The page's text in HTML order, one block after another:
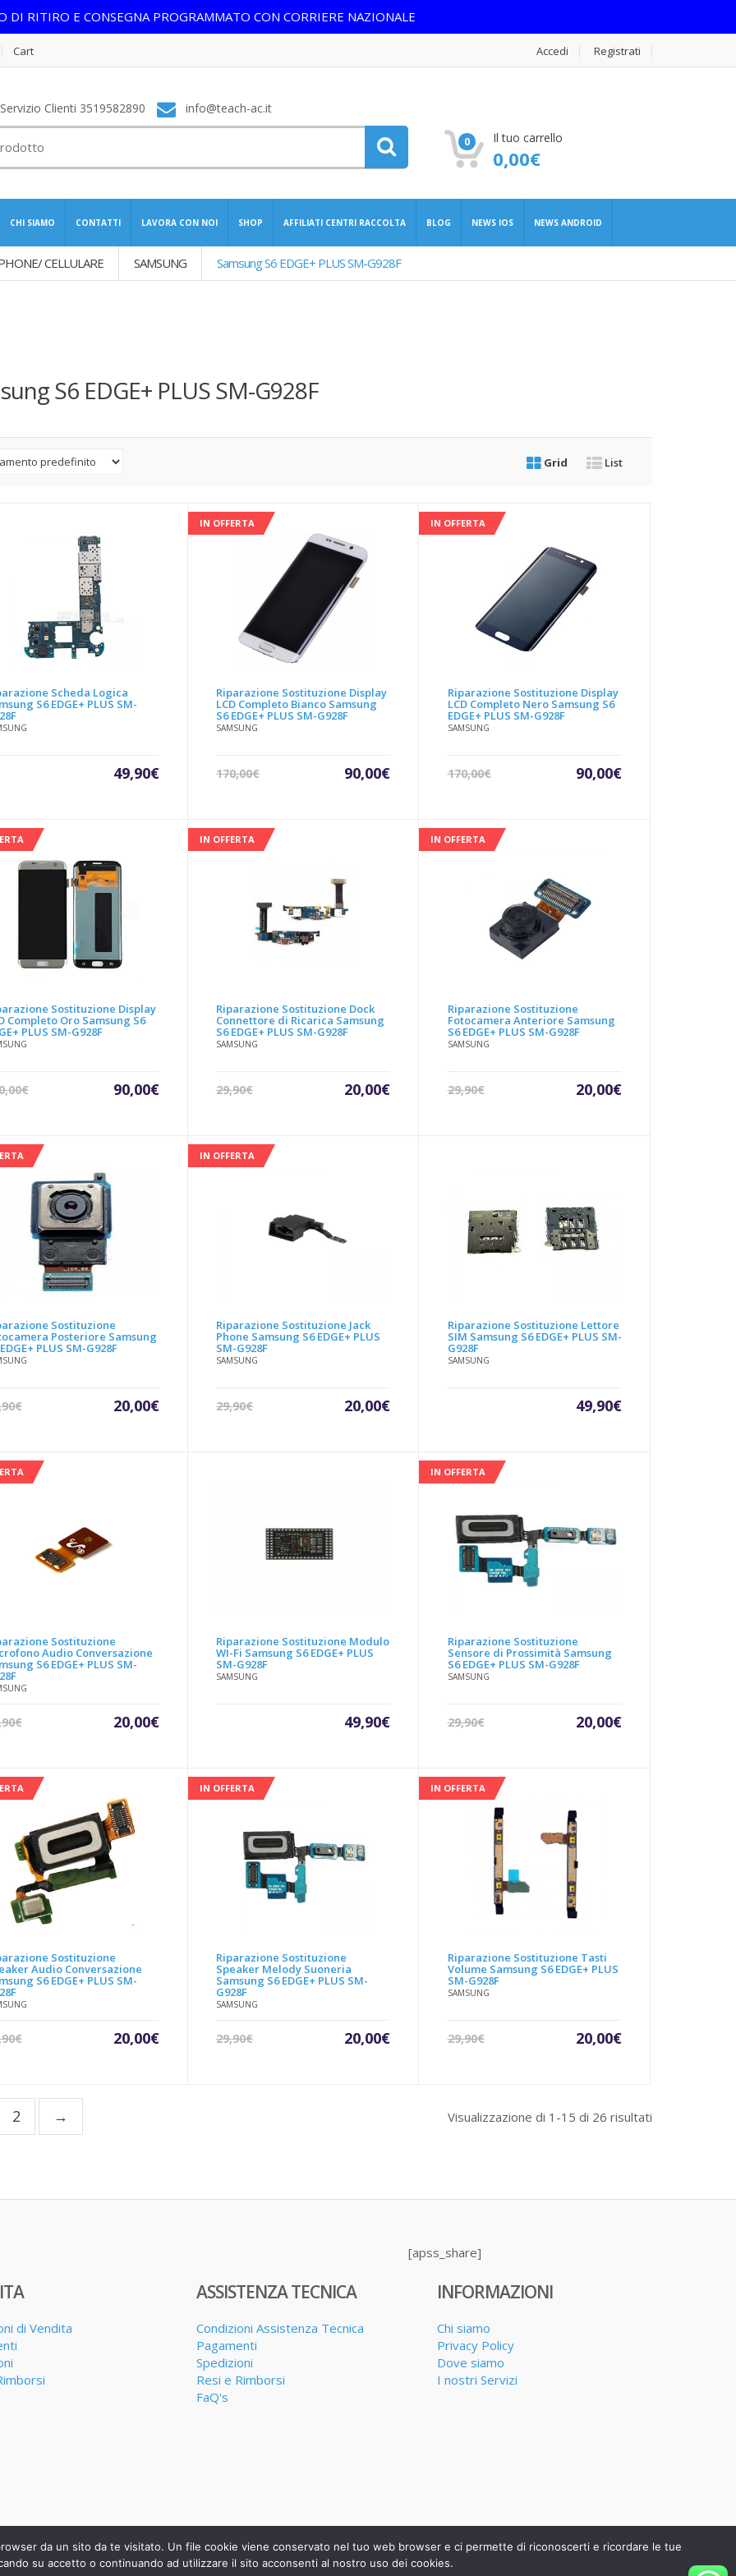
DI RITIRO E CONSEGNA PROGRAMMATO CON CORRIERE NAZIONALE
Cart Accedi Registrati
Clienti 3519582890 info@teach-ac.it
0 Il tuo carrello
0,00€
CHI SIAMO CONTATTI LAVORA CON NOI SHOP AFFILIATI CENTRI RACCOLTA BLOG NEWS IOS NEWS ANDROID
CELLULARE SAMSUNG Samsung S6 EDGE+ PLUS SM-G928F
S6 EDGE+ PLUS SM-G928F
Grid List
Scheda Logica
S6 EDGE+ PLUS SM-
49,90€
IN OFFERTA
Riparazione Sostituzione Display
LCD Completo Bianco Samsung
S6 EDGE+ PLUS SM-G928F
SAMSUNG
170,00€
Il
170,00€.
90,00€
Il
IN OFFERTA
Riparazione Sostituzione Display
LCD Completo Nero Samsung S6
EDGE+ PLUS SM-G928F
SAMSUNG
170,00€
Il
90,00€
Il
Sostituzione Display
Completo Oro Samsung S6
PLUS SM-G928F
€
Il
170,00€.
90,00€
Il
IN OFFERTA
Riparazione Sostituzione Dock
Connettore di Ricarica Samsung
S6 EDGE+ PLUS SM-G928F
SAMSUNG
29,90€
Il
20,00€
Il
IN OFFERTA
Riparazione Sostituzione
Fotocamera Anteriore Samsung
S6 EDGE+ PLUS SM-G928F
SAMSUNG
29,90€
Il
20,00€
Il
Sostituzione
Posteriore Samsung
PLUS SM-G928F
€
Il
20,00€
Il
IN OFFERTA
Riparazione Sostituzione Jack
Phone Samsung S6 EDGE+ PLUS
SM-G928F
SAMSUNG
29,90€
Il
29,90€.
20,00€
Il
Riparazione Sostituzione Lettore
SIM Samsung S6 EDGE+ PLUS SM-
G928F
SAMSUNG
49,90€
Sostituzione
Audio Conversazione
S6 EDGE+ PLUS SM-
€
Il
29,90€.
20,00€
Il
Riparazione Sostituzione Modulo
WI-Fi Samsung S6 EDGE+ PLUS
SM-G928F
SAMSUNG
49,90€
IN OFFERTA
Riparazione Sostituzione
Sensore di Prossimità Samsung
S6 EDGE+ PLUS SM-G928F
SAMSUNG
29,90€
Il
20,00€
Il
Sostituzione
Audio Conversazione
S6 EDGE+ PLUS SM-
€
Il
20,00€
Il
IN OFFERTA
Riparazione Sostituzione
Speaker Melody Suoneria
Samsung S6 EDGE+ PLUS SM-
G928F
SAMSUNG
29,90€
Il
20,00€
Il
IN OFFERTA
Riparazione Sostituzione Tasti
Volume Samsung S6 EDGE+ PLUS
SM-G928F
SAMSUNG
29,90€
Il
20,00€
Il
Visualizzazione di 1-15 di 26 risultati
2 →
[apss_share]
di Vendita
ASSISTENZA TECNICA
Condizioni Assistenza Tecnica
Pagamenti
Spedizioni
Resi e Rimborsi
FaQ's
INFORMAZIONI
Chi siamo
Privacy Policy
Dove siamo
I nostri Servizi
da un sito da te visitato. Un file cookie viene conservato nel tuo web browser e ci permette di riconoscerti e ricordare le tue
su accetto o continuando ad utilizzare il sito acconsenti al nostro uso dei cookies.